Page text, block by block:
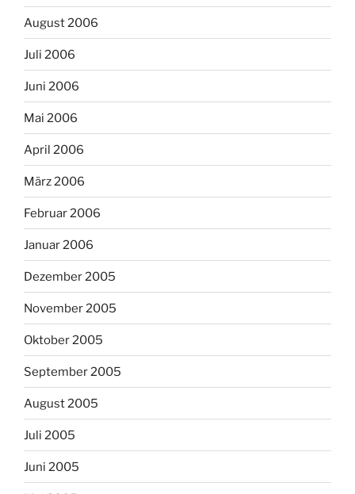
August 2006
Juli 2006
Juni 2006
Mai 2006
April 2006
März 2006
Februar 2006
Januar 2006
Dezember 2005
November 2005
Oktober 2005
September 2005
August 2005
Juli 2005
Juni 2005